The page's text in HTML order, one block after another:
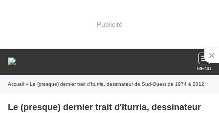
Publicité
MENU
Accueil » Le (presque) dernier trait d'Iturria, dessinateur de Sud-Ouest de 1974 à 2012
Le (presque) dernier trait d'Iturria, dessinateur